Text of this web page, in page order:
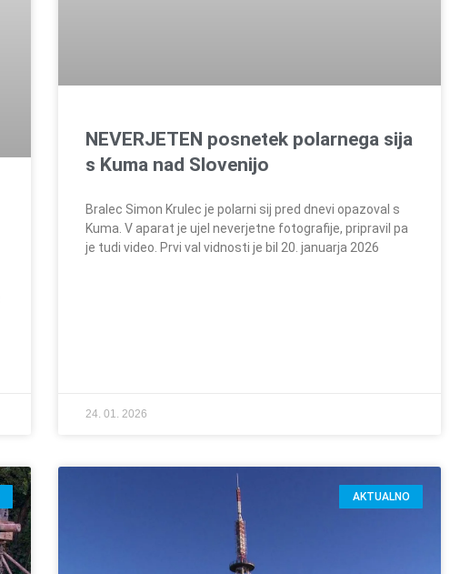
NEVERJETEN posnetek polarnega sija
s Kuma nad Slovenijo
Bralec Simon Krulec je polarni sij pred dnevi opazoval s
Kuma. V aparat je ujel neverjetne fotografije, pripravil pa
je tudi video. Prvi val vidnosti je bil 20. januarja 2026
24. 01. 2026
AKTUALNO